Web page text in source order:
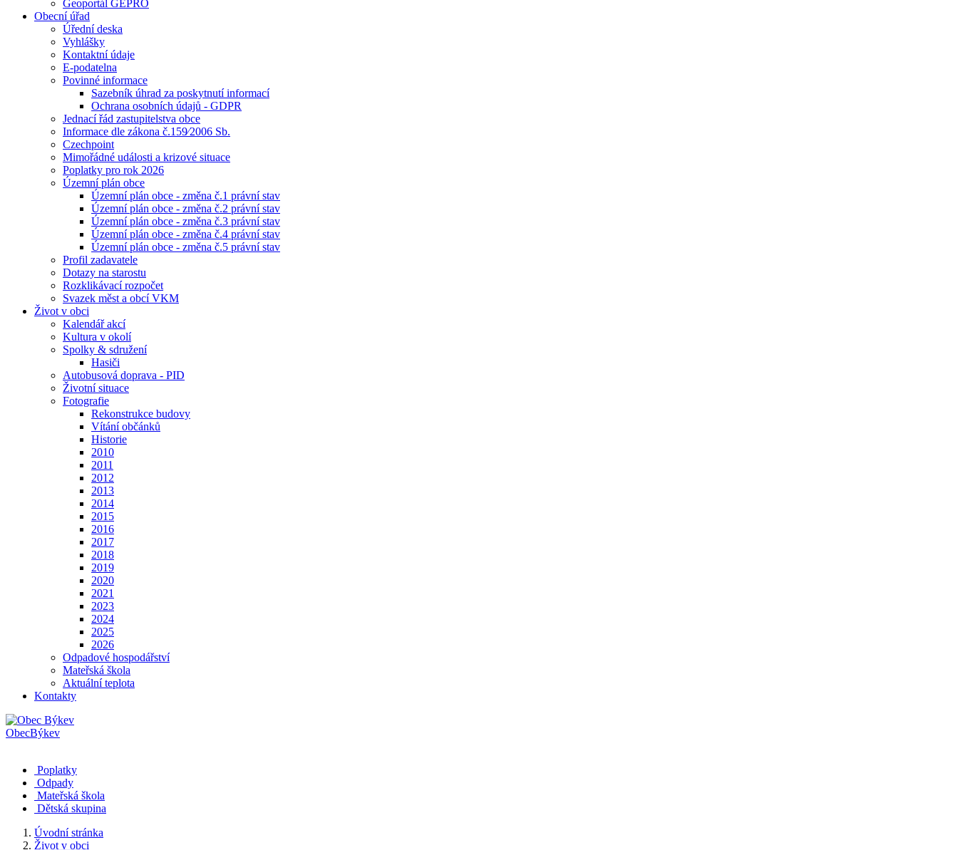
Geoportál GEPRO
Obecní úřad
Úřední deska
Vyhlášky
Kontaktní údaje
E-podatelna
Povinné informace
Sazebník úhrad za poskytnutí informací
Ochrana osobních údajů - GDPR
Jednací řád zastupitelstva obce
Informace dle zákona č.159⁄2006 Sb.
Czechpoint
Mimořádné události a krizové situace
Poplatky pro rok 2026
Územní plán obce
Územní plán obce - změna č.1 právní stav
Územní plán obce - změna č.2 právní stav
Územní plán obce - změna č.3 právní stav
Územní plán obce - změna č.4 právní stav
Územní plán obce - změna č.5 právní stav
Profil zadavatele
Dotazy na starostu
Rozklikávací rozpočet
Svazek měst a obcí VKM
Život v obci
Kalendář akcí
Kultura v okolí
Spolky & sdružení
Hasiči
Autobusová doprava - PID
Životní situace
Fotografie
Rekonstrukce budovy
Vítání občánků
Historie
2010
2011
2012
2013
2014
2015
2016
2017
2018
2019
2020
2021
2023
2024
2025
2026
Odpadové hospodářství
Mateřská škola
Aktuální teplota
Kontakty
ObecBýkev
Poplatky
Odpady
Mateřská škola
Dětská skupina
Úvodní stránka
Život v obci